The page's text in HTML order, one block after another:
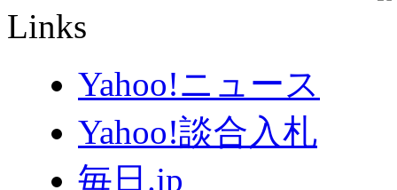
Links
Yahoo!ニュース
Yahoo!談合入札
毎日.jp